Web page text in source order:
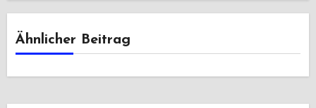
Ähnlicher Beitrag